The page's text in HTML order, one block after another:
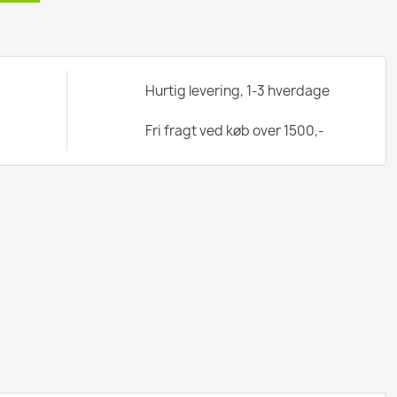
Hurtig levering, 1-3 hverdage
Fri fragt ved køb over 1500,-